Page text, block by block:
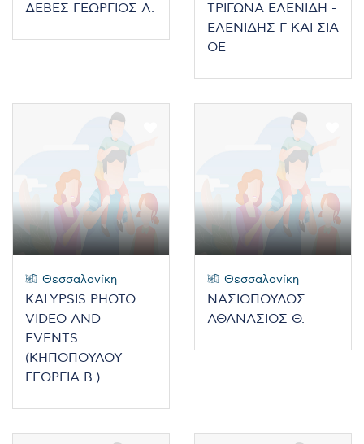
ΔΕΒΕΣ ΓΕΩΡΓΙΟΣ Λ.
ΤΡΙΓΩΝΑ ΕΛΕΝΙΔΗ -
ΕΛΕΝΙΔΗΣ Γ ΚΑΙ ΣΙΑ
ΟΕ
Θεσσαλονίκη
KALYPSIS PHOTO
VIDEO AND
EVENTS
(ΚΗΠΟΠΟΥΛΟΥ
ΓΕΩΡΓΙΑ Β.)
Θεσσαλονίκη
ΝΑΣΙΟΠΟΥΛΟΣ
ΑΘΑΝΑΣΙΟΣ Θ.